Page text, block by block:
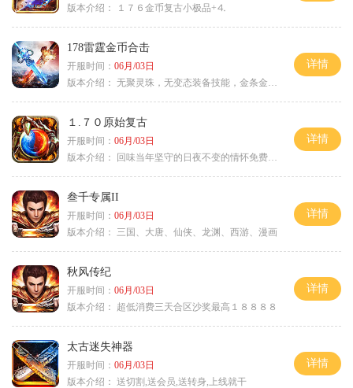
版本介绍：
１７６金币复古小极品+⒋
178雷霆金币合击
开服时间： 06月/03日
版本介绍： 无聚灵珠，无变态装备技能，金条金刚石保底
详情
１.７０原始复古
开服时间： 06月/03日
版本介绍：
回味当年坚守的日夜不变的情怀免费绿色
详情
叁千专属II
开服时间： 06月/03日
版本介绍：
三国、大唐、仙侠、龙渊、西游、漫画
详情
秋风传纪
开服时间： 06月/03日
版本介绍：
超低消费三天合区沙奖最高１８８８８
详情
太古迷失神器
开服时间： 06月/03日
版本介绍： 送切割,送会员,送转身,上线就干
详情